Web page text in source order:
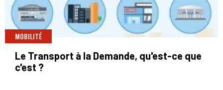
MOBILITÉ
Le Transport à la Demande, qu'est-ce que
c'est ?